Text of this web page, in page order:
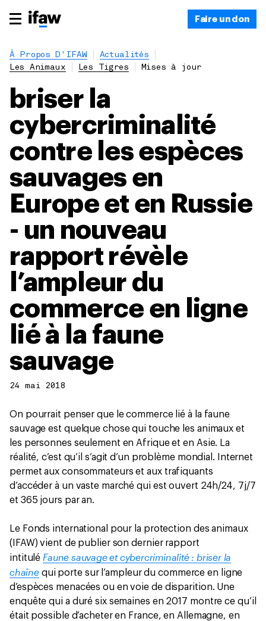
Faire un don
À Propos D'IFAW
Actualités
Les Animaux
Les Tigres Mises à jour
briser la
cybercriminalité
contre les espèces
sauvages en
Europe et en Russie
- un nouveau
rapport révèle
l’ampleur du
commerce en ligne
lié à la faune
sauvage
24 mai 2018
On pourrait penser que le commerce lié à la faune
sauvage est quelque chose qui touche les animaux et
les personnes seulement en Afrique et en Asie. La
réalité, c’est qu’il s’agit d’un problème mondial. Internet
permet aux consommateurs et aux trafiquants
d’accéder à un vaste marché qui est ouvert 24h/24, 7j/7
et 365 jours par an.
Le Fonds international pour la protection des animaux
(IFAW) vient de publier son dernier rapport
intitulé Faune sauvage et cybercriminalité : briser la
chaînequi porte sur l’ampleur du commerce en ligne
d’espèces menacées ou en voie de disparition. Une
enquête qui a duré six semaines en 2017 montre ce qu’il
était possible d’acheter en France, en Allemagne, en